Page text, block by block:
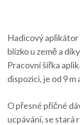
Hadicový
blízko u země a
Pracovní šířka
dispozici, je od 9 m
O přesné příčné
ucpávání, se stará